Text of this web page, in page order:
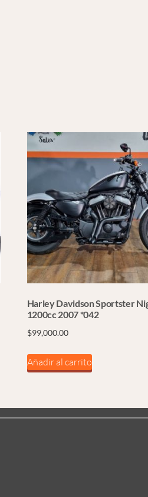
Harley Davidson Sportster
1200cc 2007 *042
$99,000.00
Añadir al carrito